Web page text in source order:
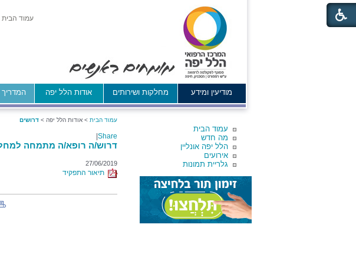
עמוד הבית
מודיעין ומידע מחלקות ושירותים אודות הלל יפה
עמוד הבית
מה חדש
הלל יפה אונליין
אירועים
גלריית תמונות
עמוד הבית > אודות הלל יפה > דרושים
Share
דרוש/ה רופא/ה מתמחה למחלקה
27/06/2019
תיאור התפקיד